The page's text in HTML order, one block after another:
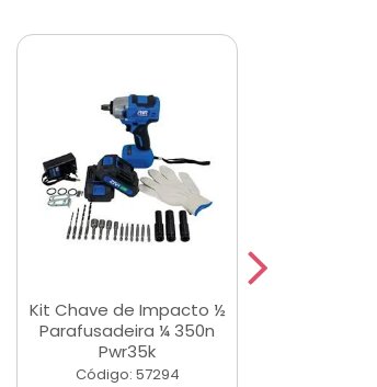
Kit Chave de Impacto ½
Parafusadeira ¼ 350n
Pwr35k
Código: 57294